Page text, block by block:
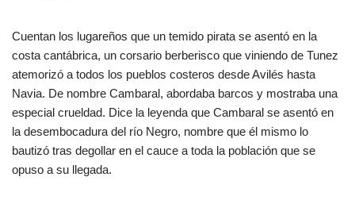
Cuentan los lugareños que un temido pirata se asentó en la
costa cantábrica, un corsario berberisco que viniendo de Tunez
atemorizó a todos los pueblos costeros desde Avilés hasta
Navia. De nombre Cambaral, abordaba barcos y mostraba una
especial crueldad. Dice la leyenda que Cambaral se asentó en
la desembocadura del río Negro, nombre que él mismo lo
bautizó tras degollar en el cauce a toda la población que se
opuso a su llegada.